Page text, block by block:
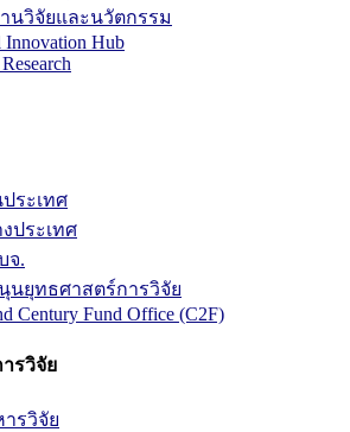
นวิจัยและนวัตกรรม
Innovation Hub
ระเทศ
ประเทศ
จ.
ยุทธศาสตร์การวิจัย
Century Fund Office (C2F)
รวิจัย
รวิจัย